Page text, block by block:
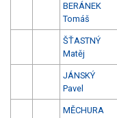
BERÁNEK
Tomáš
ŠŤASTNÝ
Matěj
JÁNSKÝ
Pavel
MĚCHURA